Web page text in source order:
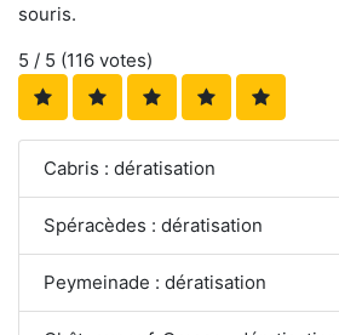
souris.
5 / 5 (116 votes)
Cabris : dératisation
Spéracèdes : dératisation
Peymeinade : dératisation